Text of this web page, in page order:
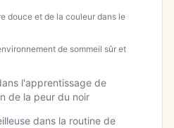
douce et de la couleur dans le
de sommeil sûr et
l'apprentissage de
de la peur du noir
dans la routine de